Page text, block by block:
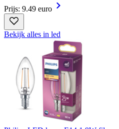
Prijs: 9.49 euro
Bekijk alles in led